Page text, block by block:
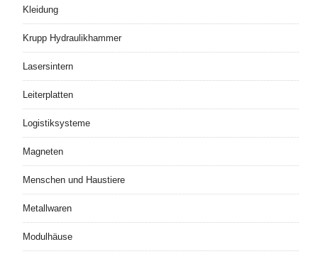
Kleidung
Krupp Hydraulikhammer
Lasersintern
Leiterplatten
Logistiksysteme
Magneten
Menschen und Haustiere
Metallwaren
Modulhäuse